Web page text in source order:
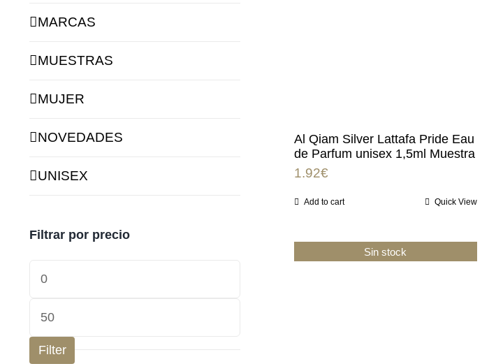
Al Qiam Silver Lattafa Pride Eau
de Parfum unisex 1,5ml Muestra
1.92€
Add to cart Quick View
Sin stock
MARCAS
MUESTRAS
MUJER
NOVEDADES
UNISEX
Filtrar por precio
Filter